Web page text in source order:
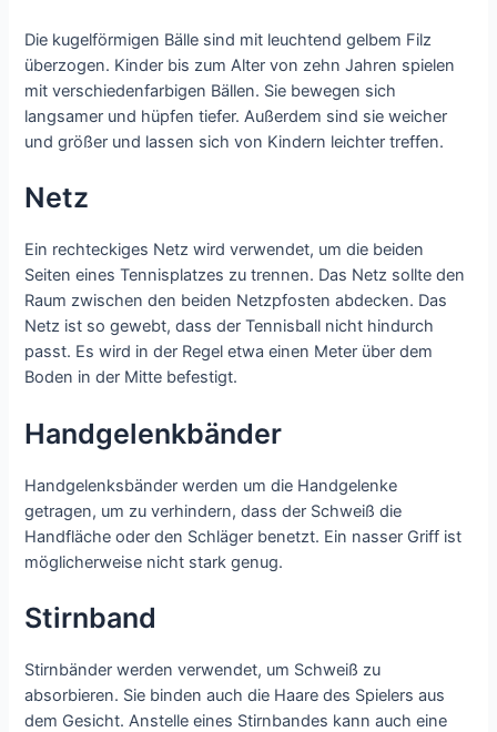
Die kugelförmigen Bälle sind mit leuchtend gelbem Filz
überzogen. Kinder bis zum Alter von zehn Jahren spielen
mit verschiedenfarbigen Bällen. Sie bewegen sich
langsamer und hüpfen tiefer. Außerdem sind sie weicher
und größer und lassen sich von Kindern leichter treffen.
Netz
Ein rechteckiges Netz wird verwendet, um die beiden
Seiten eines Tennisplatzes zu trennen. Das Netz sollte den
Raum zwischen den beiden Netzpfosten abdecken. Das
Netz ist so gewebt, dass der Tennisball nicht hindurch
passt. Es wird in der Regel etwa einen Meter über dem
Boden in der Mitte befestigt.
Handgelenkbänder
Handgelenksbänder werden um die Handgelenke
getragen, um zu verhindern, dass der Schweiß die
Handfläche oder den Schläger benetzt. Ein nasser Griff ist
möglicherweise nicht stark genug.
Stirnband
Stirnbänder werden verwendet, um Schweiß zu
absorbieren. Sie binden auch die Haare des Spielers aus
dem Gesicht. Anstelle eines Stirnbandes kann auch eine